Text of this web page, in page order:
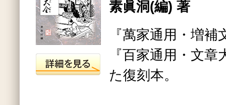
素眞洞(編) 著
『萬家通用・増
『百家通用・文
た復刻本。